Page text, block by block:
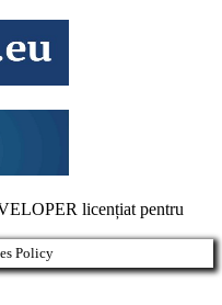
licențiat pentru
Policy